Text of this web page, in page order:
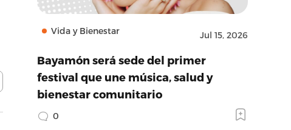
Vida y Bienestar Jul 15, 2026
Bayamón será sede del primer
festival que une música, salud y
bienestar comunitario
0